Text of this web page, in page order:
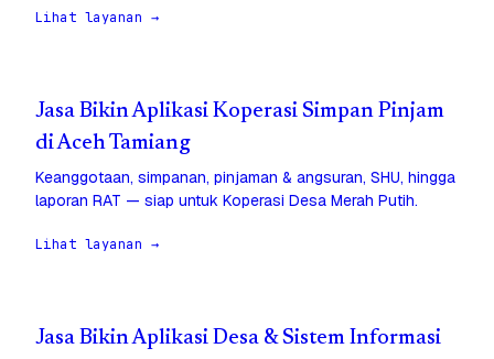
Lihat layanan →
Jasa Bikin Aplikasi Koperasi Simpan Pinjam
di Aceh Tamiang
Keanggotaan, simpanan, pinjaman & angsuran, SHU, hingga
laporan RAT — siap untuk Koperasi Desa Merah Putih.
Lihat layanan →
Jasa Bikin Aplikasi Desa & Sistem Informasi